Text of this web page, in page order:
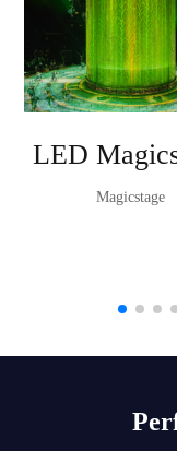
LED
Magicstage